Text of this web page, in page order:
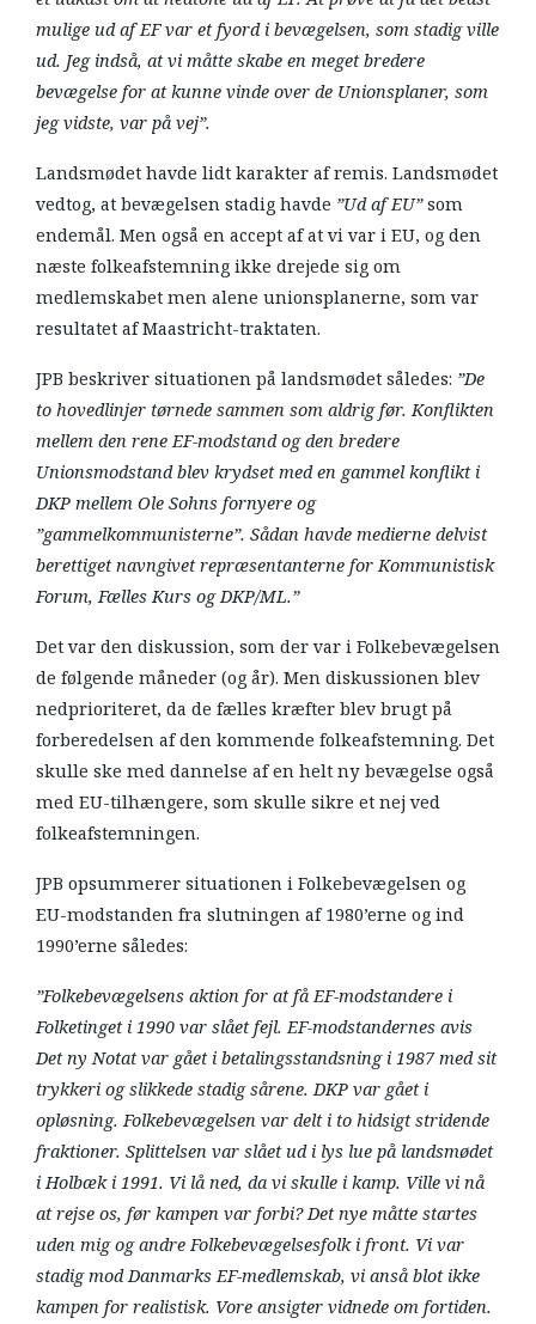
mulige ud af EF var et fyord i bevægelsen, som stadig ville
ud. Jeg indså, at vi måtte skabe en meget bredere
bevægelse for at kunne vinde over de Unionsplaner, som
jeg vidste, var på vej”.
Landsmødet havde lidt karakter af remis. Landsmødet
vedtog, at bevægelsen stadig havde ”Ud af EU”som
endemål. Men også en accept af at vi var i EU, og den
næste folkeafstemning ikke drejede sig om
medlemskabet men alene unionsplanerne, som var
resultatet af Maastricht-traktaten.
JPB beskriver situationen på landsmødet således: ”De
to hovedlinjer tørnede sammen som aldrig før. Konflikten
mellem den rene EF-modstand og den bredere
Unionsmodstand blev krydset med en gammel konflikt i
DKP mellem Ole Sohns fornyere og
”gammelkommunisterne”. Sådan havde medierne delvist
berettiget navngivet repræsentanterne for Kommunistisk
Forum, Fælles Kurs og DKP/ML.”
Det var den diskussion, som der var i Folkebevægelsen
de følgende måneder (og år). Men diskussionen blev
nedprioriteret, da de fælles kræfter blev brugt på
forberedelsen af den kommende folkeafstemning. Det
skulle ske med dannelse af en helt ny bevægelse også
med EU-tilhængere, som skulle sikre et nej ved
folkeafstemningen.
JPB opsummerer situationen i Folkebevægelsen og
EU-modstanden fra slutningen af 1980’erne og ind
1990’erne således:
”Folkebevægelsens aktion for at få EF-modstandere i
Folketinget i 1990 var slået fejl. EF-modstandernes avis
Det ny Notat var gået i betalingsstandsning i 1987 med sit
trykkeri og slikkede stadig sårene. DKP var gået i
opløsning. Folkebevægelsen var delt i to hidsigt stridende
fraktioner. Splittelsen var slået ud i lys lue på landsmødet
i Holbæk i 1991. Vi lå ned, da vi skulle i kamp. Ville vi nå
at rejse os, før kampen var forbi? Det nye måtte startes
uden mig og andre Folkebevægelsesfolk i front. Vi var
stadig mod Danmarks EF-medlemskab, vi anså blot ikke
kampen for realistisk. Vore ansigter vidnede om fortiden.